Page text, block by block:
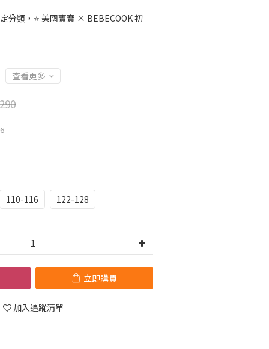
分類，⭐ 美國寶寶 × BEBECOOK 初
查看更多
110-116 122-128
立即購買
加入追蹤清單